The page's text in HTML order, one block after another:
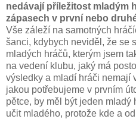
nedávají příležitost mladým
zápasech v první nebo
Vše záleží na samotných
šanci, kdybych neviděl, že se
mladých hráčů, kterým jsem
na vedení klubu, jaký má
výsledky a mladí hráči nemají
jakou potřebujeme v prvním
pětce, by měl být jeden mladý
učit mladého, protože kde a